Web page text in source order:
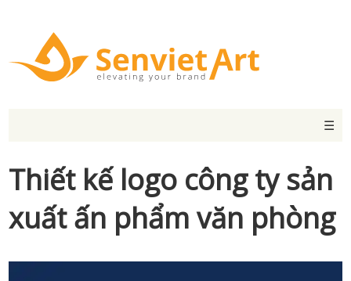
☰
Thiết kế logo công ty sản
xuất ấn phẩm văn phòng